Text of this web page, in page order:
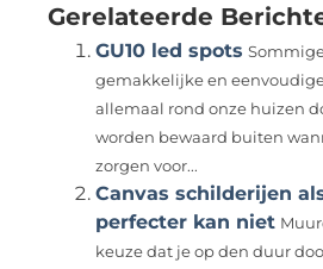
Gerelateerde
GU10 led spots
gemakkelijke en
allemaal rond onze huizen
worden bewaard buiten
zorgen voor...
Canvas schilderijen
perfecter kan niet
keuze dat je op den duur